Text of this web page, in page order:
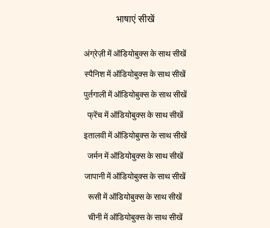
भाषाएं सीखें
अंग्रेज़ी में ऑडियोबुक्स के साथ सीखें
स्पैनिश में ऑडियोबुक्स के साथ सीखें
पुर्तगाली में ऑडियोबुक्स के साथ सीखें
फ्रेंच में ऑडियोबुक्स के साथ सीखें
इतालवी में ऑडियोबुक्स के साथ सीखें
जर्मन में ऑडियोबुक्स के साथ सीखें
जापानी में ऑडियोबुक्स के साथ सीखें
रूसी में ऑडियोबुक्स के साथ सीखें
चीनी में ऑडियोबुक्स के साथ सीखें